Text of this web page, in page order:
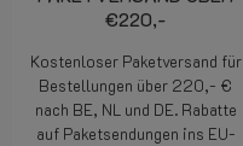
€220,-
Kostenloser Paketversand für
Bestellungen über 220,- €
nach BE, NL und DE. Rabatte
auf Paketsendungen ins EU-